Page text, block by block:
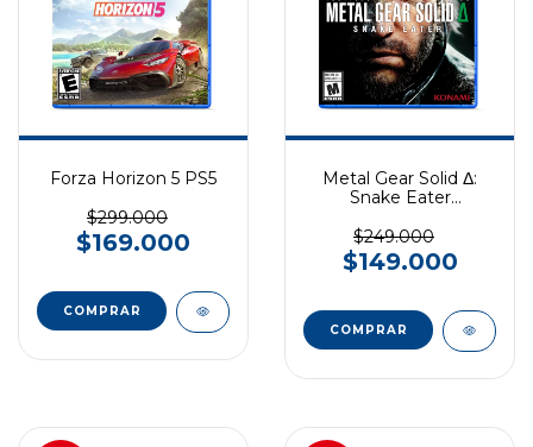
Forza Horizon 5 PS5
$299.000
$169.000
COMPRAR
Metal Gear Solid Δ:
Snake Eater
$249.000
$149.000
COMPRAR